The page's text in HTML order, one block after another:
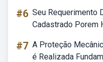
#6 Seu Requerimento
Cadastrado Porem
#7 A Proteção
é Realizada